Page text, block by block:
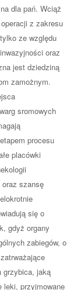
dla pań. Wciąż
z zakresu
ze względu
oraz
jest dziedziną
zamożnym.
sromowych
procesu
placówki
oraz szansę
się o
gdyż organy
zabiegów, o
grzybica, jaką
leki, przyjmowane